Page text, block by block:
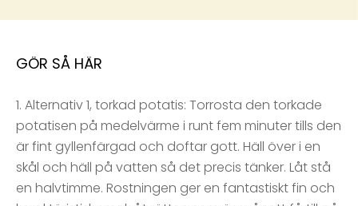
GÖR SÅ HÄR
1. Alternativ 1, torkad potatis: Torrosta den torkade
potatisen på medelvärme i runt fem minuter tills den
är fint gyllenfärgad och doftar gott. Häll över i en
skål och häll på vatten så det precis tänker. Låt stå
en halvtimme. Rostningen ger en fantastiskt fin och